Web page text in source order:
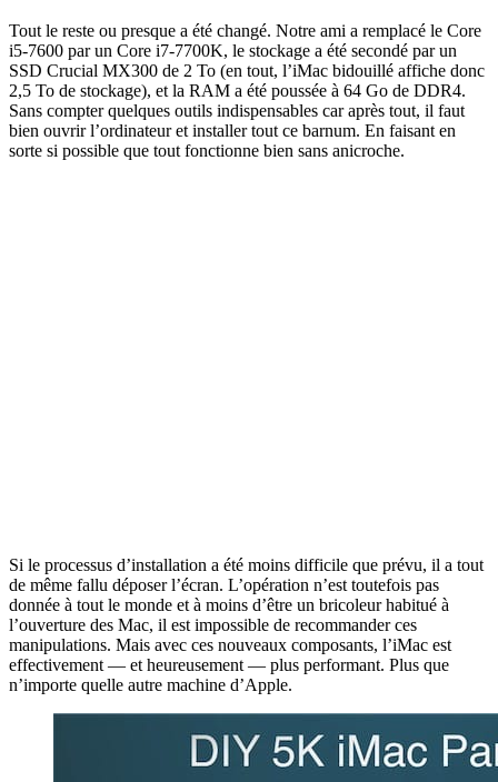
Tout le reste ou presque a été changé. Notre ami a remplacé le Core
i5-7600 par un Core i7-7700K, le stockage a été secondé par un
SSD Crucial MX300 de 2 To (en tout, l’iMac bidouillé affiche donc
2,5 To de stockage), et la RAM a été poussée à 64 Go de DDR4.
Sans compter quelques outils indispensables car après tout, il faut
bien ouvrir l’ordinateur et installer tout ce barnum. En faisant en
sorte si possible que tout fonctionne bien sans anicroche.
Si le processus d’installation a été moins difficile que prévu, il a tout
de même fallu déposer l’écran. L’opération n’est toutefois pas
donnée à tout le monde et à moins d’être un bricoleur habitué à
l’ouverture des Mac, il est impossible de recommander ces
manipulations. Mais avec ces nouveaux composants, l’iMac est
effectivement — et heureusement — plus performant. Plus que
n’importe quelle autre machine d’Apple.